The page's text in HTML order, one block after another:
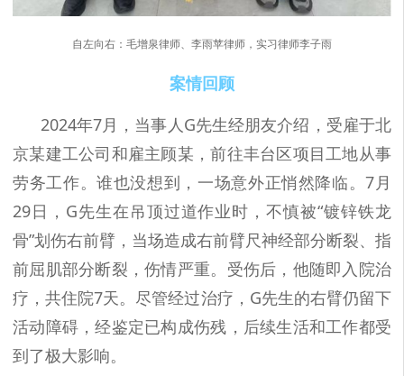
自左向右：毛增泉律师、李雨苹律师，实习律师李子雨
案情回顾
2024年7月，当事人G先生经朋友介绍，受雇于北
京某建工公司和雇主顾某，前往丰台区项目工地从事
劳务工作。谁也没想到，一场意外正悄然降临。7月
29日，G先生在吊顶过道作业时，不慎被“镀锌铁龙
骨”划伤右前臂，当场造成右前臂尺神经部分断裂、指
前屈肌部分断裂，伤情严重。受伤后，他随即入院治
疗，共住院7天。尽管经过治疗，G先生的右臂仍留下
活动障碍，经鉴定已构成伤残，后续生活和工作都受
到了极大影响。